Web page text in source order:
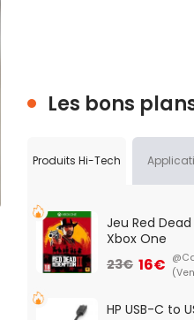
Les bons
Produits Hi-Tech
Jeu Red
Xbox One
23€ 16€
HP USB-C to